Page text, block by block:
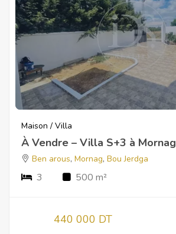
Maison / Villa
À Vendre – Villa S+3 à Mornag
Ben arous, Mornag, Bou Jerdga
3 500 m²
440 000 DT